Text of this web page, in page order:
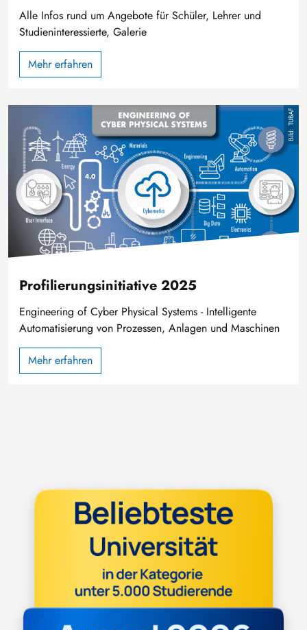
Alle Infos rund um Angebote für Schüler, Lehrer und
Studieninteressierte, Galerie
Mehr erfahren
TUBAF
Profilierungsinitiative 2025
Engineering of Cyber Physical Systems - Intelligente
Automatisierung von Prozessen, Anlagen und Maschinen
Mehr erfahren